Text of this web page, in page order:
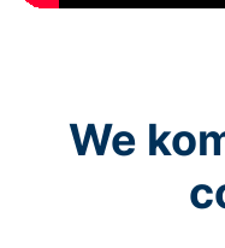
We